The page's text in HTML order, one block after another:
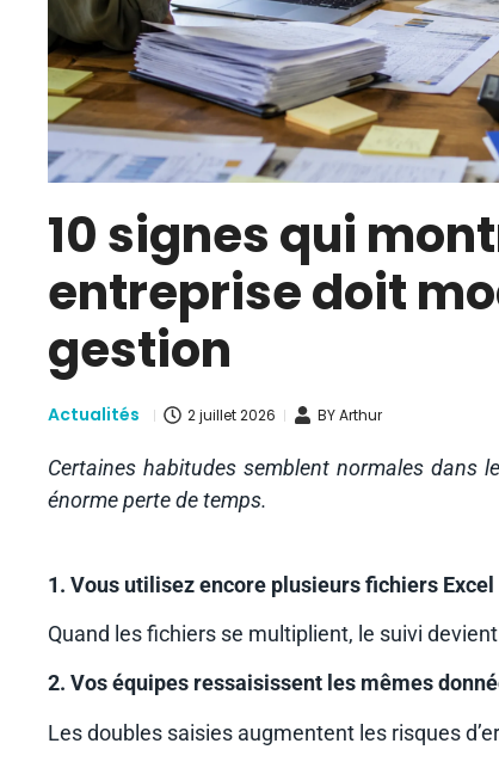
10 signes qui
entreprise doit
gestion
Actualités 2 juillet 2026 BYArthur
Certaines habitudes semblent normales dans
énorme perte de temps.
1. Vous utilisez encore plusieurs fichiers Excel
Quand les fichiers se multiplient, le suivi
2. Vos équipes ressaisissent les mêmes
Les doubles saisies augmentent les risques